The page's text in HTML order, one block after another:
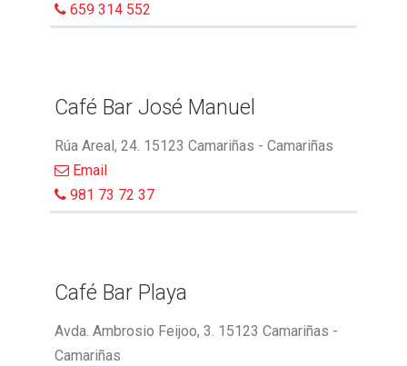
659 314 552
Café Bar José Manuel
Rúa Areal, 24. 15123 Camariñas - Camariñas
Email
981 73 72 37
Café Bar Playa
Avda. Ambrosio Feijoo, 3. 15123 Camariñas -
Camariñas